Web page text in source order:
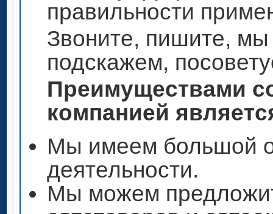
правильности
Звоните, пишите, мы
подскажем,
Преимуществами
компанией
Мы имеем большой
деятельности.
Мы можем